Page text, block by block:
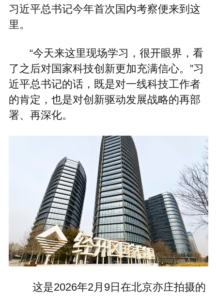
习近平总书记今年首次国内考察便来到这
里。
“今天来这里现场学习，很开眼界，看
了之后对国家科技创新更加充满信心。”习
近平总书记的话，既是对一线科技工作者
的肯定，也是对创新驱动发展战略的再部
署、再深化。
这是2026年2月9日在北京亦庄拍摄的